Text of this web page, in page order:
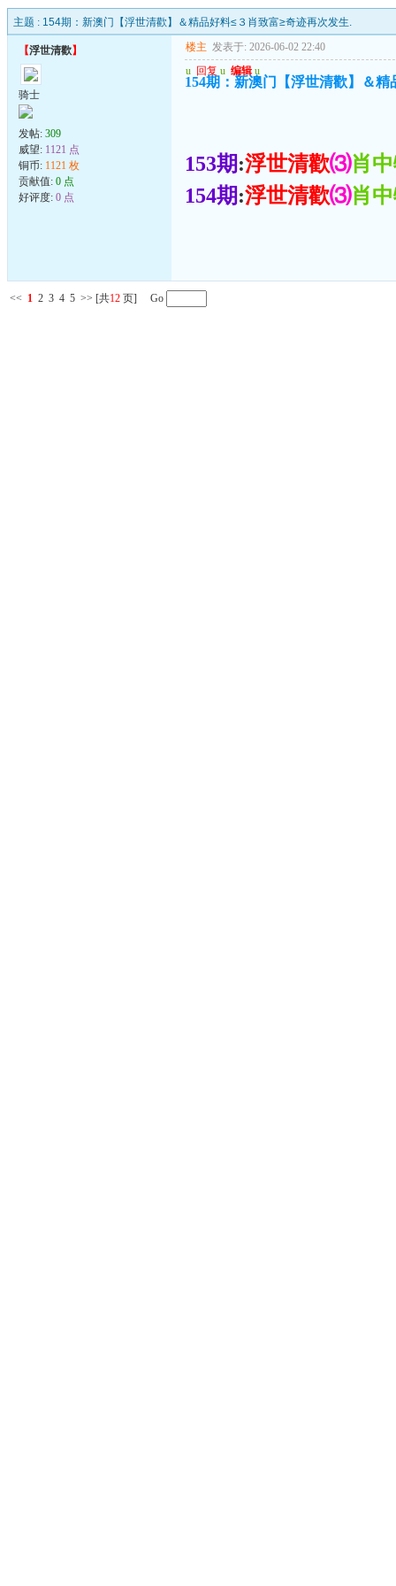
主题 : 154期：新澳门【浮世清歡】＆精品好料≤３肖致富≥奇迹再次发生.
【浮世清歡】
骑士
发帖: 309
威望: 1121 点
铜币: 1121 枚
贡献值: 0 点
好评度: 0 点
楼主 发表于: 2026-06-02 22:40
u 回复 u 编辑 u
154期：新澳门【浮世清歡】＆
153期:浮世清歡⑶肖
154期:浮世清歡⑶肖
<< 1 2 3 4 5 >> [共12 页] Go